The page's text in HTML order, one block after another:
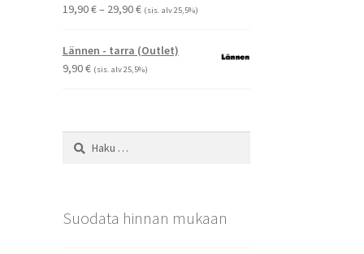
19,90€– 29,90€Hintaluokka:
-
(sis. alv 25,5%)
Lännen - tarra (Outlet)
9,90€ (sis. alv 25,5%)
Haku:
Suodata hinnan mukaan